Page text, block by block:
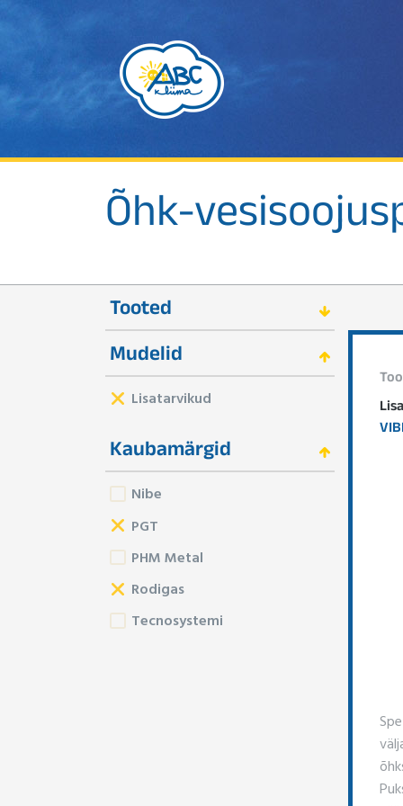
Õhk-
Tooted
Mudelid
Lisatarvikud
Kaubamärgid
Nibe
PGT
PHM Metal
Rodigas
Tecnosystemi